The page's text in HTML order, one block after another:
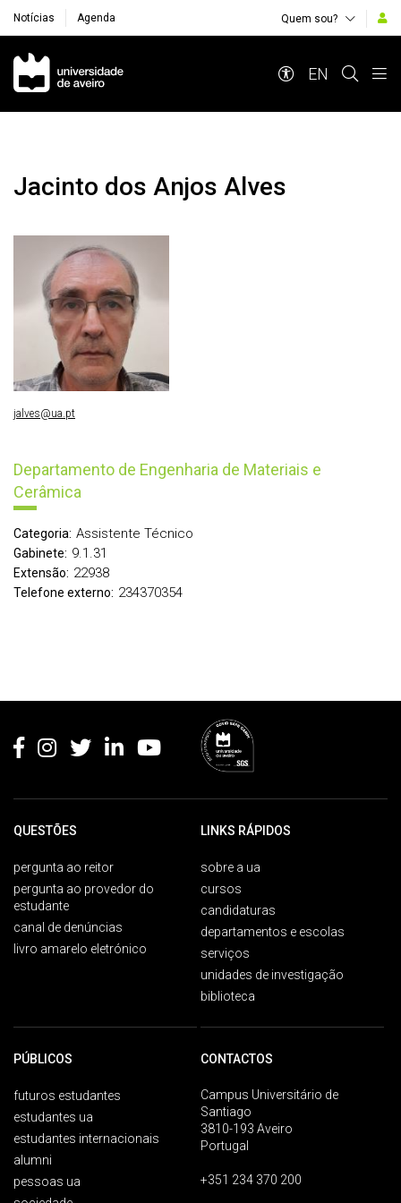
Notícias Agenda Quem sou?
Navegação Principal
EN
Jacinto dos Anjos Alves
Departamento de Engenharia de Materiais e
Cerâmica
Categoria: Assistente Técnico
Gabinete: 9.1.31
Extensão: 22938
Telefone externo: 234370354
jalves@ua.pt
QUESTÕES
pergunta ao reitor
pergunta ao provedor do
estudante
canal de denúncias
livro amarelo eletrónico
LINKS RÁPIDOS
sobre a ua
cursos
candidaturas
departamentos e escolas
serviços
unidades de investigação
biblioteca
PÚBLICOS
futuros estudantes
estudantes ua
estudantes internacionais
alumni
pessoas ua
CONTACTOS
Campus Universitário de
Santiago
3810-193 Aveiro
Portugal
+351 234 370 200